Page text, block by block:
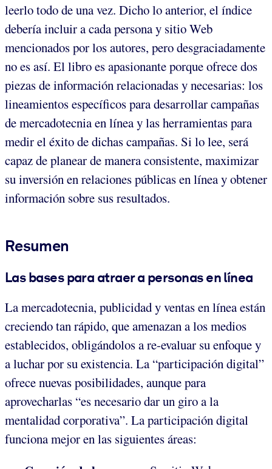
leerlo todo de una vez. Dicho lo anterior, el índice
debería incluir a cada persona y sitio Web
mencionados por los autores, pero desgraciadamente
no es así. El libro es apasionante porque ofrece dos
piezas de información relacionadas y necesarias: los
lineamientos específicos para desarrollar campañas
de mercadotecnia en línea y las herramientas para
medir el éxito de dichas campañas. Si lo lee, será
capaz de planear de manera consistente, maximizar
su inversión en relaciones públicas en línea y obtener
información sobre sus resultados.
Resumen
Las bases para atraer a personas en línea
La mercadotecnia, publicidad y ventas en línea están
creciendo tan rápido, que amenazan a los medios
establecidos, obligándolos a re-evaluar su enfoque y
a luchar por su existencia. La “participación digital”
ofrece nuevas posibilidades, aunque para
aprovecharlas “es necesario dar un giro a la
mentalidad corporativa”. La participación digital
funciona mejor en las siguientes áreas: